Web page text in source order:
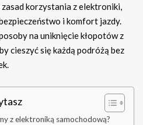
korzystania z elektroniki,
i komfort jazdy.
na uniknięcie kłopotów z
cieszyć się każdą podróżą bez
z elektroniką samochodową?